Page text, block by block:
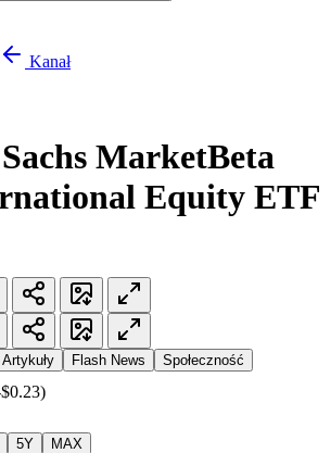
Kanał
MarketBeta
Equity ETF
Artykuły Flash News Społeczność
5Y MAX